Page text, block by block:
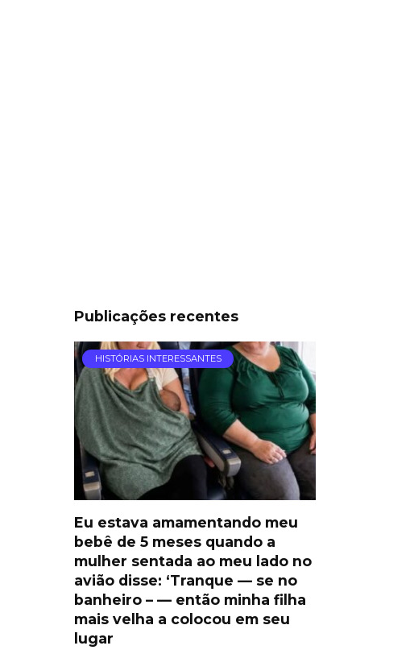
Publicações recentes
HISTÓRIAS INTERESSANTES
Eu estava amamentando meu
bebê de 5 meses quando a
mulher sentada ao meu lado no
avião disse: ‘Tranque — se no
banheiro – — então minha filha
mais velha a colocou em seu
lugar